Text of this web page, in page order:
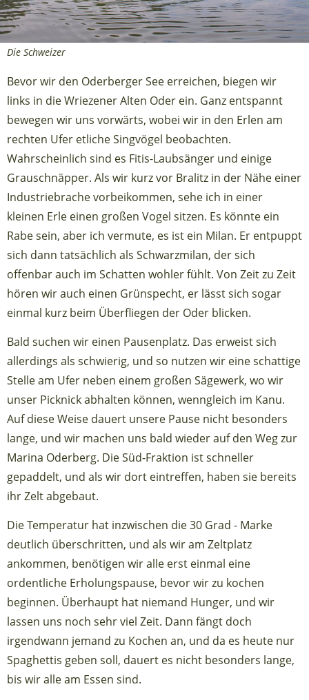
Die Schweizer
Bevor wir den Oderberger See erreichen, biegen wir
links in die Wriezener Alten Oder ein. Ganz entspannt
bewegen wir uns vorwärts, wobei wir in den Erlen am
rechten Ufer etliche Singvögel beobachten.
Wahrscheinlich sind es Fitis-Laubsänger und einige
Grauschnäpper. Als wir kurz vor Bralitz in der Nähe einer
Industriebrache vorbeikommen, sehe ich in einer
kleinen Erle einen großen Vogel sitzen. Es könnte ein
Rabe sein, aber ich vermute, es ist ein Milan. Er entpuppt
sich dann tatsächlich als Schwarzmilan, der sich
offenbar auch im Schatten wohler fühlt. Von Zeit zu Zeit
hören wir auch einen Grünspecht, er lässt sich sogar
einmal kurz beim Überfliegen der Oder blicken.
Bald suchen wir einen Pausenplatz. Das erweist sich
allerdings als schwierig, und so nutzen wir eine schattige
Stelle am Ufer neben einem großen Sägewerk, wo wir
unser Picknick abhalten können, wenngleich im Kanu.
Auf diese Weise dauert unsere Pause nicht besonders
lange, und wir machen uns bald wieder auf den Weg zur
Marina Oderberg. Die Süd-Fraktion ist schneller
gepaddelt, und als wir dort eintreffen, haben sie bereits
ihr Zelt abgebaut.
Die Temperatur hat inzwischen die 30 Grad - Marke
deutlich überschritten, und als wir am Zeltplatz
ankommen, benötigen wir alle erst einmal eine
ordentliche Erholungspause, bevor wir zu kochen
beginnen. Überhaupt hat niemand Hunger, und wir
lassen uns noch sehr viel Zeit. Dann fängt doch
irgendwann jemand zu Kochen an, und da es heute nur
Spaghettis geben soll, dauert es nicht besonders lange,
bis wir alle am Essen sind.